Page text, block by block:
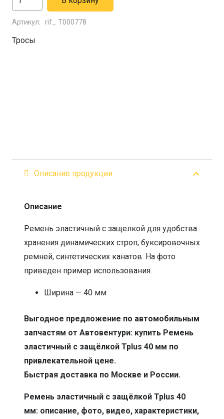
товара
Ремень
эластичный
Артикул: rif_ Т000778
Тросы
Описание продукции
Описание
Ремень эластичный с защелкой для удобства
хранения динамических строп, буксировочных
ремней, синтетических канатов. На фото
приведен пример использования.
Ширина — 40 мм
Выгодное предложение по автомобильным
запчастям от Автовентури: купить Ремень
эластичный с защёлкой Tplus 40 мм по
привлекательной цене.
Быстрая доставка по Москве и России.
Ремень эластичный с защёлкой Tplus 40
мм: описание, фото, видео, характеристики,